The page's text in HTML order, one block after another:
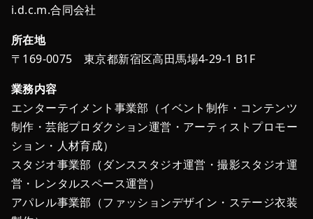
i.d.c.m.合同会社
所在地
〒169-0075 東京都新宿区高田馬場4-29-1 B1F
業務内容
エンターテイメント事業部（イベント制作・コンテンツ
制作・芸能プロダクション運営・アーティストプロモー
ション・人材育成）
スタジオ事業部（ダンススタジオ運営・撮影スタジオ運
営・レンタルスペース運営）
アパレル事業部（ファッションデザイン・ステージ衣装